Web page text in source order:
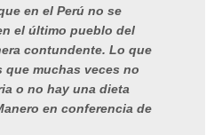
en el Perú no se
el último pueblo del
contundente. Lo que
que muchas veces no
o no hay una dieta
en conferencia de